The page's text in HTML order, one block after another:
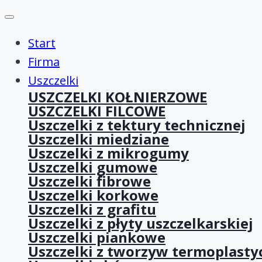
Start
Firma
Uszczelki
USZCZELKI KOŁNIERZOWE
USZCZELKI FILCOWE
Uszczelki z tektury technicznej
Uszczelki miedziane
Uszczelki z mikrogumy
Uszczelki gumowe
Uszczelki fibrowe
Uszczelki korkowe
Uszczelki z grafitu
Uszczelki z płyty uszczelkarskiej
Uszczelki piankowe
Uszczelki z tworzyw